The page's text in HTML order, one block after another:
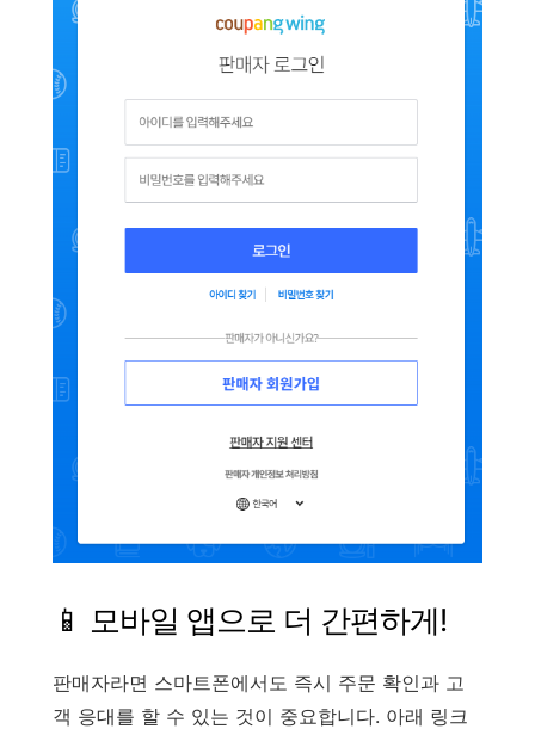
📱 모바일 앱으로 더 간편하게!
판매자라면 스마트폰에서도 즉시 주문 확인과 고
객 응대를 할 수 있는 것이 중요합니다. 아래 링크